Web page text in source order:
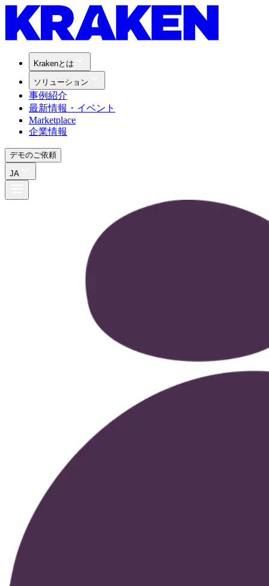
Krakenとは
ソリューション
事例紹介
最新情報・イベント
Marketplace
企業情報
デモのご依頼
JA